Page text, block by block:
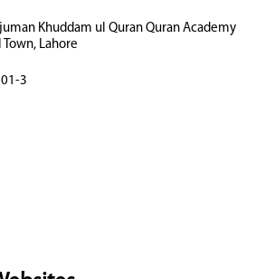
Khuddam ul Quran Quran Academy
Lahore
3